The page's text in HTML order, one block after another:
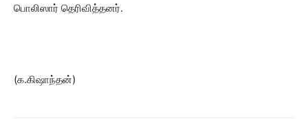
பொலிஸார் தெரிவித்தனர்.
(க.கிஷாந்தன்)